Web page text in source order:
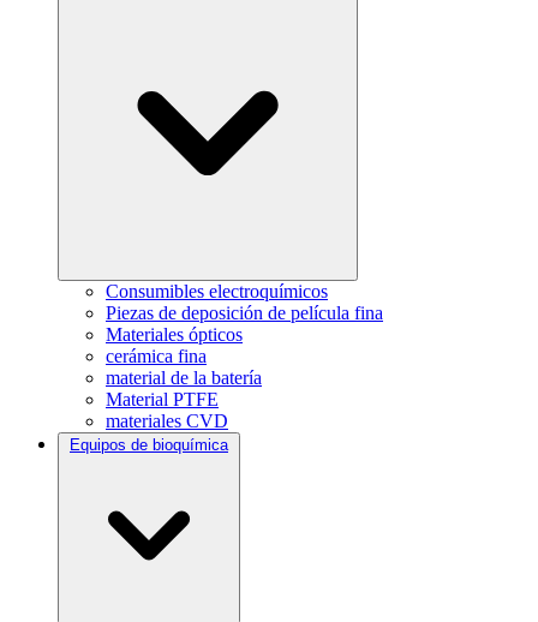
Consumibles electroquímicos
Piezas de deposición de película fina
Materiales ópticos
cerámica fina
material de la batería
Material PTFE
materiales CVD
Equipos de bioquímica